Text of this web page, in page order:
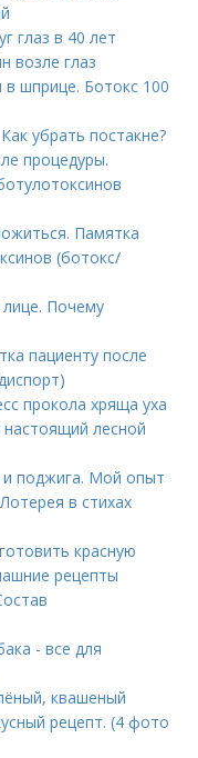
глаз в 40 лет
возле глаз
в шприце. Ботокс 100
убрать постакне?
процедуры.
Памятка
(ботокс/
Почему
пациенту после
прокола хряща уха
лесной
и поджига. Мой опыт
в стихах
красную
рецепты
- все для
квашеный
рецепт. (4 фото